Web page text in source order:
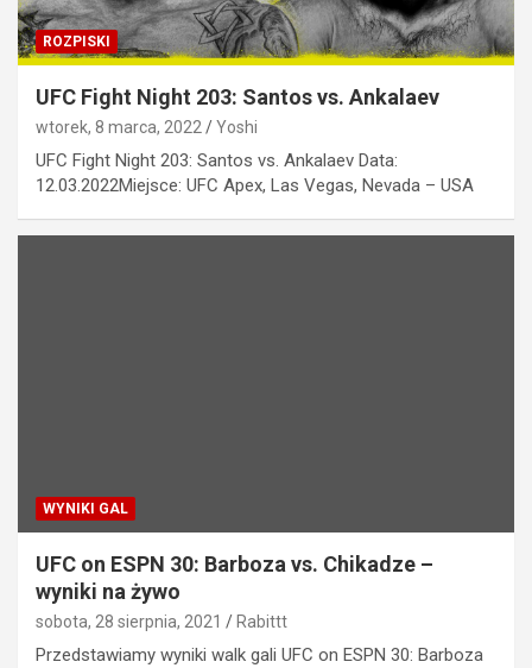
ROZPISKI
UFC Fight Night 203: Santos vs. Ankalaev
wtorek, 8 marca, 2022 Yoshi
UFC Fight Night 203: Santos vs. Ankalaev Data:
12.03.2022Miejsce: UFC Apex, Las Vegas, Nevada – USA
WYNIKI GAL
UFC on ESPN 30: Barboza vs. Chikadze –
wyniki na żywo
sobota, 28 sierpnia, 2021 Rabittt
Przedstawiamy wyniki walk gali UFC on ESPN 30: Barboza